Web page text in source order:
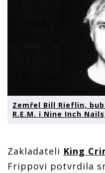
Zemřel Bill Rieflin,
R.E.M. i Nine Inch Nails
Zakladateli King
Frippovi potvrdila